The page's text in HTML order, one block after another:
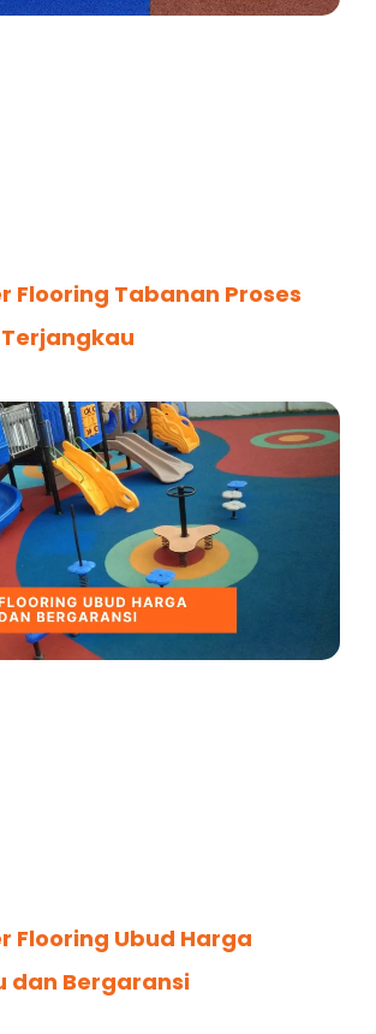
Flooring Tabanan Proses
Flooring Ubud Harga
dan Bergaransi